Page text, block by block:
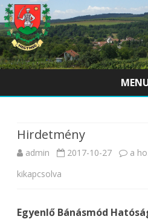
Hirdetmény
admin 2017-10-27
a
kikapcsolva
Egyenlő Bánásmód